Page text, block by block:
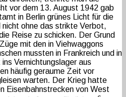
vor dem 13. August 1942 gab
in Berlin grünes Licht für die
ohne das strikte Verbot,
Reise zu schicken. Der Grund
mit den in Viehwaggons
mussten in Frankreich und in
Vernichtungslager aus
häufig geraume Zeit vor
warten. Der Krieg hatte
Eisenbahnstrecken von West